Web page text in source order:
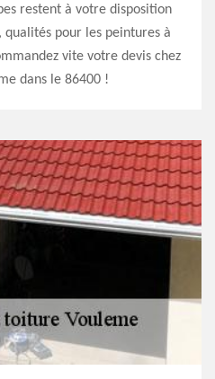
restent à votre disposition
qualités pour les peintures à
vite votre devis chez
dans le 86400 !